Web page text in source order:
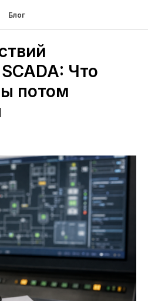
Блог
Что
потом